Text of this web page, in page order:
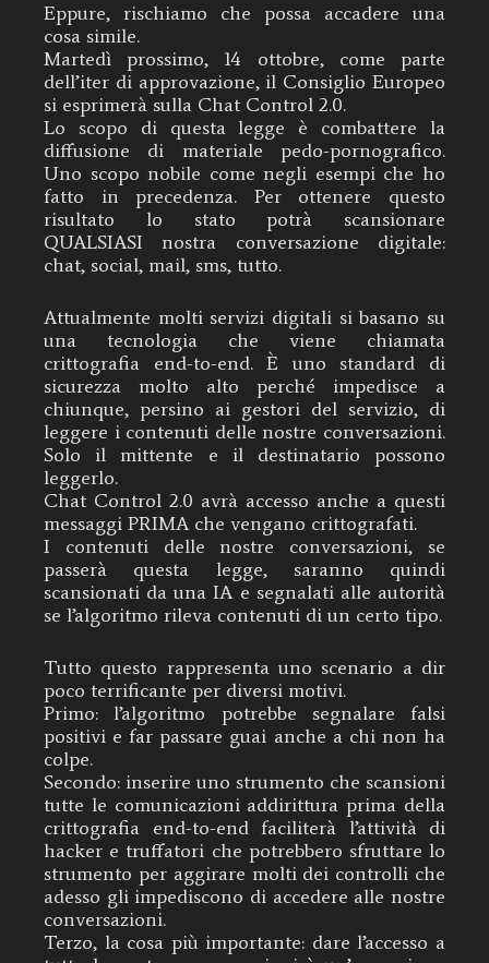
Eppure, rischiamo che possa accadere una
cosa simile.
Martedì prossimo, 14 ottobre, come parte
dell’iter di approvazione, il Consiglio Europeo
si esprimerà sulla Chat Control 2.0.
Lo scopo di questa legge è combattere la
diffusione di materiale pedo-pornografico.
Uno scopo nobile come negli esempi che ho
fatto in precedenza. Per ottenere questo
risultato lo stato potrà scansionare
QUALSIASI nostra conversazione digitale:
chat, social, mail, sms, tutto.
Attualmente molti servizi digitali si basano su
una tecnologia che viene chiamata
crittografia end-to-end. È uno standard di
sicurezza molto alto perché impedisce a
chiunque, persino ai gestori del servizio, di
leggere i contenuti delle nostre conversazioni.
Solo il mittente e il destinatario possono
leggerlo.
Chat Control 2.0 avrà accesso anche a questi
messaggi PRIMA che vengano crittografati.
I contenuti delle nostre conversazioni, se
passerà questa legge, saranno quindi
scansionati da una IA e segnalati alle autorità
se l’algoritmo rileva contenuti di un certo tipo.
Tutto questo rappresenta uno scenario a dir
poco terrificante per diversi motivi.
Primo: l’algoritmo potrebbe segnalare falsi
positivi e far passare guai anche a chi non ha
colpe.
Secondo: inserire uno strumento che scansioni
tutte le comunicazioni addirittura prima della
crittografia end-to-end faciliterà l’attività di
hacker e truffatori che potrebbero sfruttare lo
strumento per aggirare molti dei controlli che
adesso gli impediscono di accedere alle nostre
conversazioni.
Terzo, la cosa più importante: dare l’accesso a